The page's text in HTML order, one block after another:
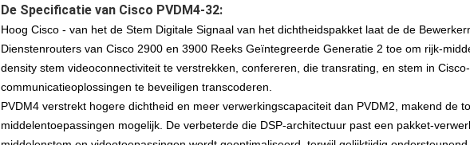
De Specificatie van Cisco PVDM4-32:
Hoog Cisco - van het de Stem Digitale Signaal van het dichtheidspakket laat de de
Dienstenrouters van Cisco 2900 en 3900 Reeks Geïntegreerde Generatie 2 toe om rijk-
density stem videoconnectiviteit te verstrekken, confereren, die transrating, en stem in
communicatieoplossingen te beveiligen transcoderen.
PVDM4 verstrekt hogere dichtheid en meer verwerkingscapaciteit dan PVDM2, makend de
middelentoepassingen mogelijk. De verbeterde die DSP-architectuur past een pakket-